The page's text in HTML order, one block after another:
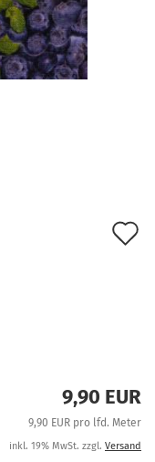
9,90 EUR
9,90 EUR pro lfd. Meter
inkl. 19% MwSt. zzgl. Versand